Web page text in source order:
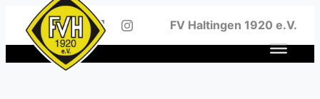
Inhalt
springen
FV Haltingen 1920 e.V.